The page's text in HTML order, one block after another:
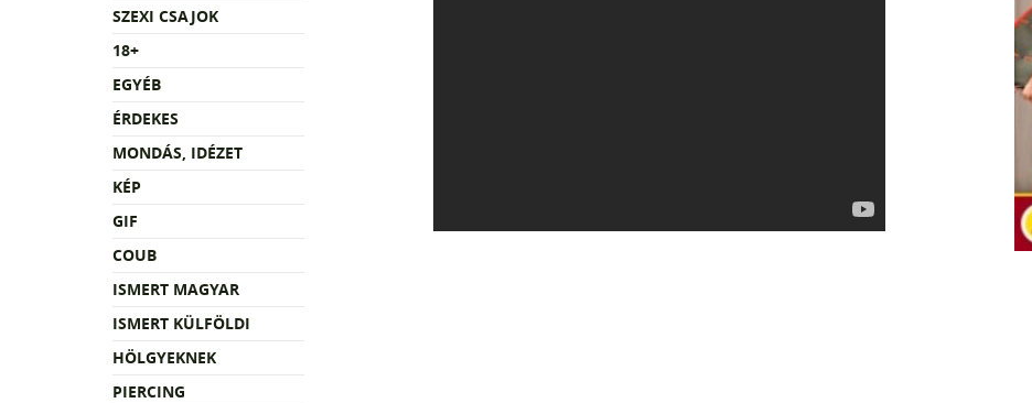
SZEXI CSAJOK
18+
EGYÉB
ÉRDEKES
MONDÁS, IDÉZET
KÉP
GIF
COUB
ISMERT MAGYAR
ISMERT KÜLFÖLDI
HÖLGYEKNEK
PIERCING